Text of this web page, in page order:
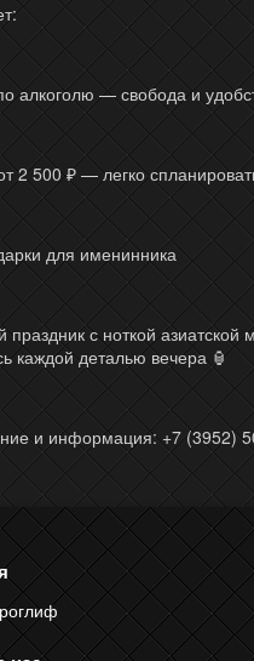
алкоголю — свобода и
2 500 ₽ — легко
для именинника
праздник с ноткой азиатской
каждой деталью вечера 🏮
и информация: +7 (3952)